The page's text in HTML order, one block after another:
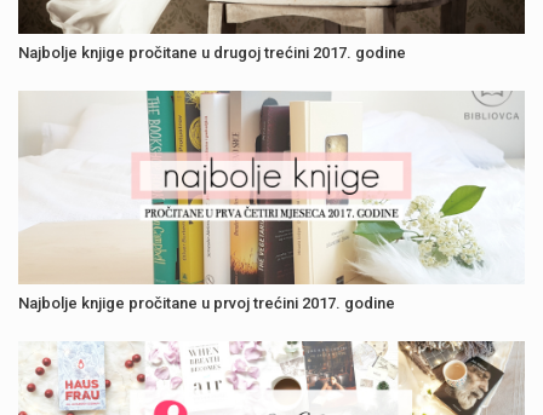
Najbolje knjige pročitane u drugoj trećini 2017. godine
Najbolje knjige pročitane u prvoj trećini 2017. godine